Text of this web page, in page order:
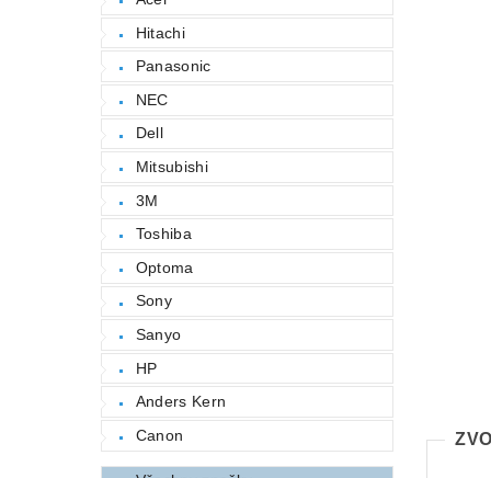
Hitachi
Panasonic
NEC
Dell
Mitsubishi
3M
Toshiba
Optoma
Sony
Sanyo
HP
Anders Kern
Canon